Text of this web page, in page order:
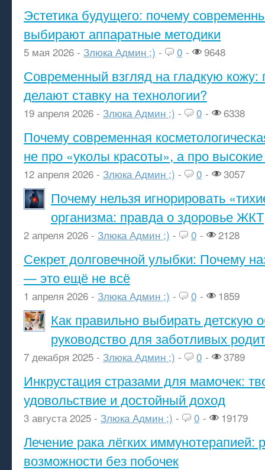
Эстетика будущего: почему
выбирают аппаратные методики
5 мая 2026 - Злюка Админ ;) - 0 - 9648
Современный взгляд на гладкую кожу:
делают ставку на технологии?
19 апреля 2026 - Злюка Админ ;) - 0 - 6338
Почему современная
не про «уколы красоты», а про высокие
12 апреля 2026 - Злюка Админ ;) - 0 - 3057
Почему нельзя игнорировать
организма: правда о здоровье ЖКТ
2 апреля 2026 - Злюка Админ ;) - 0 - 2128
Секрет долговечной улыбки: Почему
— это ещё не всё
1 апреля 2026 - Злюка Админ ;) - 0 - 1859
Как правильно выбирать детскую
руководство для заботливых
7 декабря 2025 - Злюка Админ ;) - 0 - 3789
Инкрустация стразами для мамочек:
удовольствие и достойный доход
3 августа 2025 - Злюка Админ ;) - 0 - 19179
Лечение рака лёгких иммунотерапией:
возможности без побочек